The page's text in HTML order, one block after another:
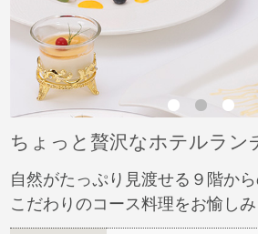
ちょっと贅沢なホテルラン
自然がたっぷり見渡せる９階か
こだわりのコース料理をお愉しみ